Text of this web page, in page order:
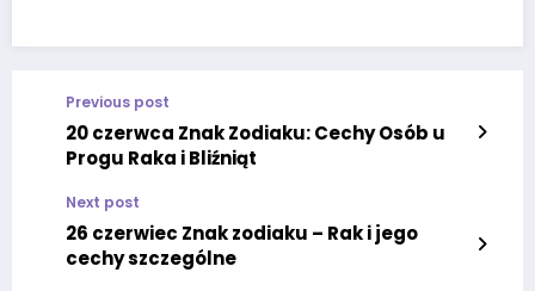
Previous post
20 czerwca Znak Zodiaku: Cechy Osób u
Progu Raka i Bliźniąt
Next post
26 czerwiec Znak zodiaku – Rak i jego
cechy szczególne